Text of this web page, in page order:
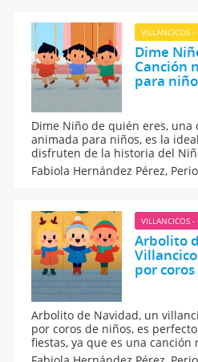
VILLANCICOS
Dime
Canción
para
Dime Niño de quién eres, una
animada para niños, es la
disfruten de la historia del
agradable música. Este vídeo
sencilla es para ambientar la
Fabiola Hernández Pérez,
VILLANCICOS
Arbolito
por
Arbolito de Navidad, un
por coros de niños, es
fiestas, ya que es una canción
infantiles, ritmo sencillo y letra